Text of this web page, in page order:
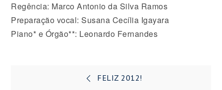
Regência: Marco Antonio da Silva Ramos
Preparação vocal: Susana Cecília Igayara
Piano* e Órgão**: Leonardo Fernandes
NavegaçãoFELIZ 2012!